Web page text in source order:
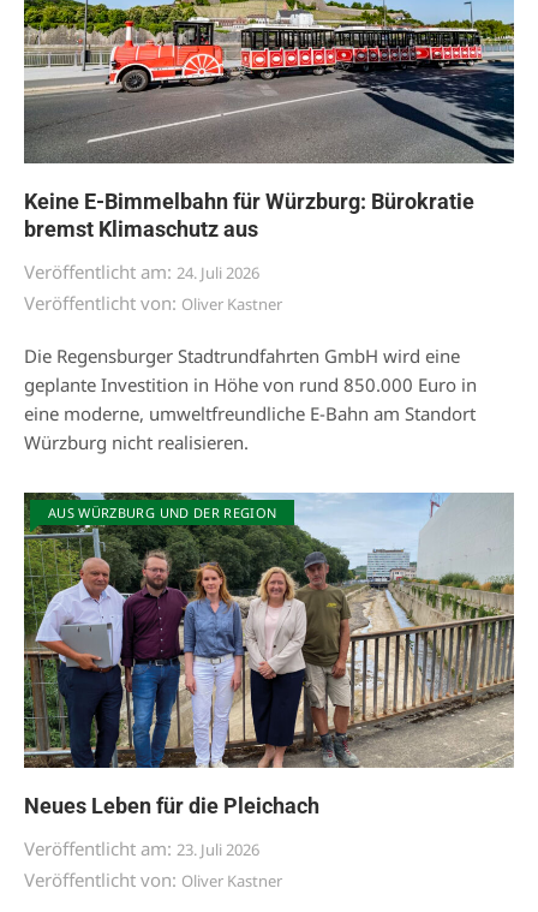
Keine E-Bimmelbahn für Würzburg: Bürokratie
bremst Klimaschutz aus
Veröffentlicht am: 24. Juli 2026
Veröffentlicht von: Oliver Kastner
Die Regensburger Stadtrundfahrten GmbH wird eine
geplante Investition in Höhe von rund 850.000 Euro in
eine moderne, umweltfreundliche E-Bahn am Standort
Würzburg nicht realisieren.
AUS WÜRZBURG UND DER REGION
Neues Leben für die Pleichach
Veröffentlicht am: 23. Juli 2026
Veröffentlicht von: Oliver Kastner